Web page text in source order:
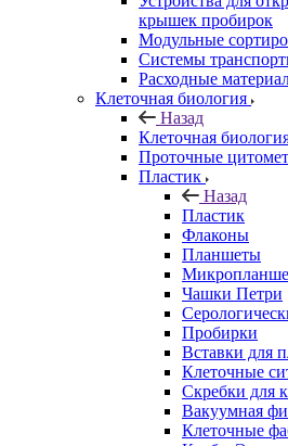
крышек пробирок
Модульные
Системы
Расходные
Клеточная биология
Назад
Клеточная
Проточные
Пластик
Назад
Пластик
Флаконы
Планшеты
Чашки Петри
Пробирки
Вставки для
Клеточные
Скребки для
Вакуумная
Клеточные